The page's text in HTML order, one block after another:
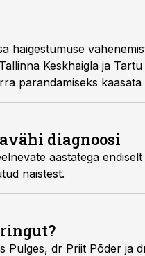
haigestumuse
Keskhaigla ja
parandamiseks
asendamist HPV-
diagnoosi
aastatega
naistest.
Pulges, dr Priit Põder ja